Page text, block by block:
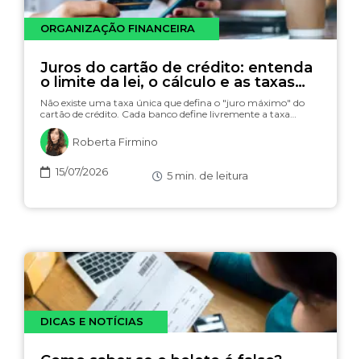
ORGANIZAÇÃO FINANCEIRA
Juros do cartão de crédito: entenda
o limite da lei, o cálculo e as taxas
(com simulador)
Não existe uma taxa única que defina o "juro máximo" do
cartão de crédito. Cada banco define livremente a taxa…
Roberta Firmino
15/07/2026 5 min. de leitura
DICAS E NOTÍCIAS